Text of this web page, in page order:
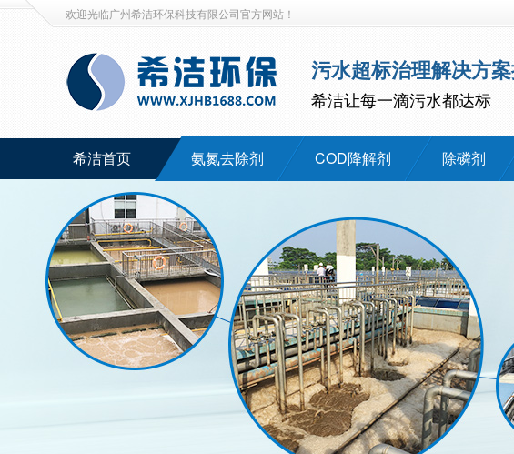
欢迎光临广州希洁环保科技有限公司官方网站！
污水超标治理解决方
希洁让每一滴污水都达标
希洁首页 氨氮去除剂 COD降解剂 除磷剂